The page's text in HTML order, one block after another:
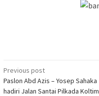
Post
navigation
Previous post
Paslon Abd Azis – Yosep Sahaka
hadiri Jalan Santai Pilkada Koltim